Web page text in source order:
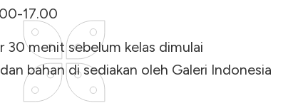
17.00
30 menit sebelum kelas dimulai
bahan di sediakan oleh Galeri Indonesia